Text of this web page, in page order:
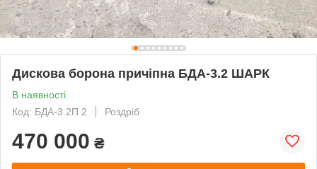
Дискова борона причіпна БДА-3.2 ШАРК
В наявності
Код: БДА-3.2П 2
Роздріб
470 000 ₴